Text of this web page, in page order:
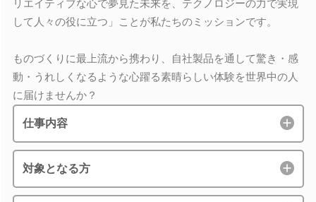
リエイティブな心で夢見た未来を、テクノロジーの力で実現
して人々の役に立つ」ことが私たちのミッションです。
ものづくりに最上流から携わり、自社製品を通して驚き・感
動・うれしくなるような心躍る素晴らしい体験を世界中の人
に届けませんか？
仕事内容
対象となる方